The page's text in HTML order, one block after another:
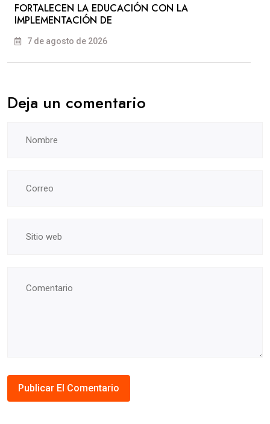
FORTALECEN LA EDUCACIÓN CON LA
IMPLEMENTACIÓN DE
7 de agosto de 2026
Deja un comentario